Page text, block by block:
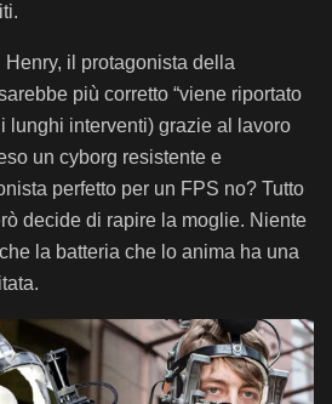
il protagonista della
più corretto “viene riportato
lunghi interventi) grazie al lavoro
un cyborg resistente e
perfetto per un FPS no? Tutto
decide di rapire la moglie. Niente
la batteria che lo anima ha una